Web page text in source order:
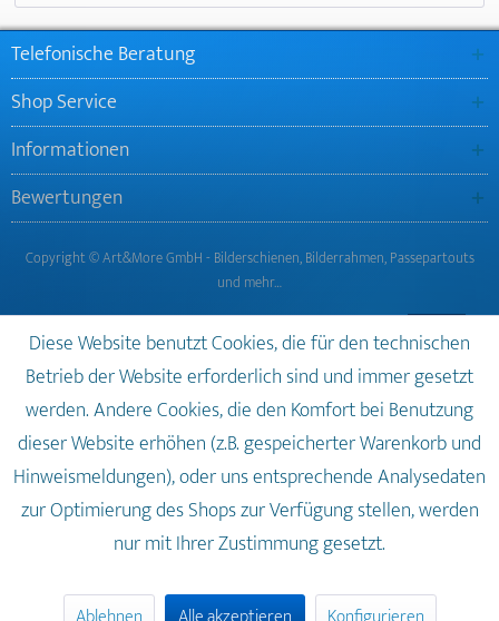
Telefonische Beratung
Shop Service
Informationen
Bewertungen
Copyright © Art&More GmbH - Bilderschienen, Bilderrahmen, Passepartouts
und mehr…
Diese Website benutzt Cookies, die für den technischen
Betrieb der Website erforderlich sind und immer gesetzt
werden. Andere Cookies, die den Komfort bei Benutzung
dieser Website erhöhen (z.B. gespeicherter Warenkorb und
Hinweismeldungen), oder uns entsprechende Analysedaten
zur Optimierung des Shops zur Verfügung stellen, werden
nur mit Ihrer Zustimmung gesetzt.